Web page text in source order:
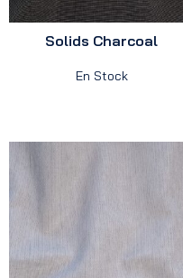
Solids Charcoal
En Stock